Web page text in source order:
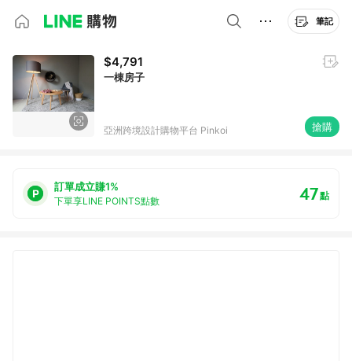
筆記
$4,791
一棟房子
亞洲跨境設計購物平台 Pinkoi 搶購
訂單成立賺1%
下單享LINE POINTS點數 47點